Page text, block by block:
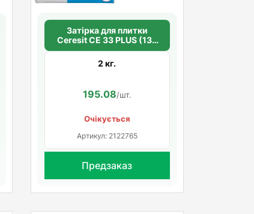
Затірка для плитки
Ceresit СЕ 33 PLUS (138
кремовий)
2 кг.
195.08/шт.
Очікується
Артикул: 2122765
Предзаказ